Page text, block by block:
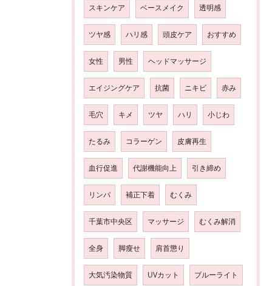
スキンケア ベースメイク 透明感
ツヤ感 ハリ感 頭皮ケア おすすめ
女性 男性 ヘッドマッサージ
エイジングケア 抗菌 ニキビ 赤み
毛穴 キメ ツヤ ハリ 小じわ
たるみ コラーゲン 皮膚再生
血行促進 代謝機能向上 引き締め
リンパ 補正下着 むくみ
千葉市中央区 マッサージ むくみ解消
全身 脚瘦せ 肩首懲り
大気汚染物質 UVカット ブルーライト